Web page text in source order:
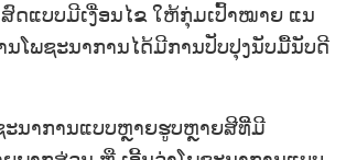
ສົດ​ແບບມີເງື່ອນໄຂ ໃຫ້ກຸ່ມເປົ້າໝາຍ ແນ​
ນໂພຊະນາ​ການໄດ້​ມີການປັບປຸງ​ນັ​ບມື້​ນັບດີ​
ະນາການແບບຫຼາຍຮູບຫຼາຍສີທີ່ີມີ